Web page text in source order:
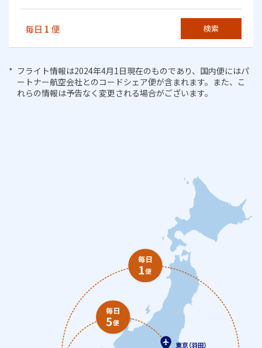
毎日 1 便 検索
フライト情報は2024年4月1日現在のものであり、国内便にはパ
ートナー航空会社とのコードシェア便が含まれます。また、こ
れらの情報は予告なく変更される場合がございます。